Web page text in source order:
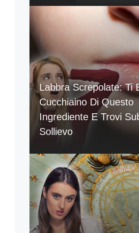
Labbra Screpolate: Ti
Cucchiaino Di Questo
Ingrediente E Trovi
Sollievo